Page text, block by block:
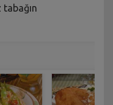
tabağın